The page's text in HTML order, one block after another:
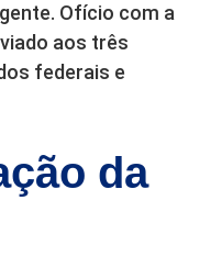
Ofício com a
aos três
federais e
da